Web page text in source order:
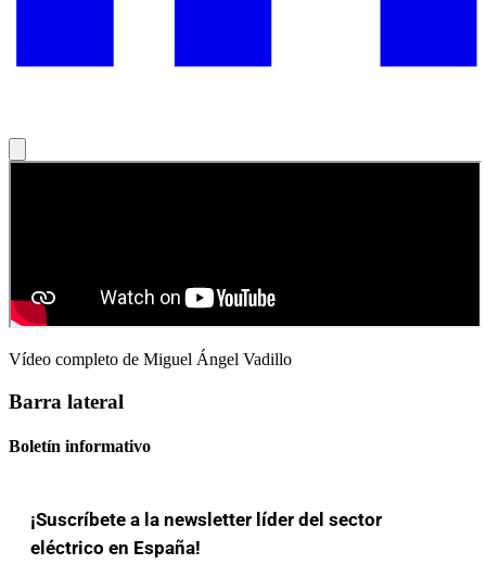
Vídeo completo de Miguel Ángel Vadillo
Barra lateral
Boletín informativo
¡Suscríbete a la newsletter líder del sector
eléctrico en España!